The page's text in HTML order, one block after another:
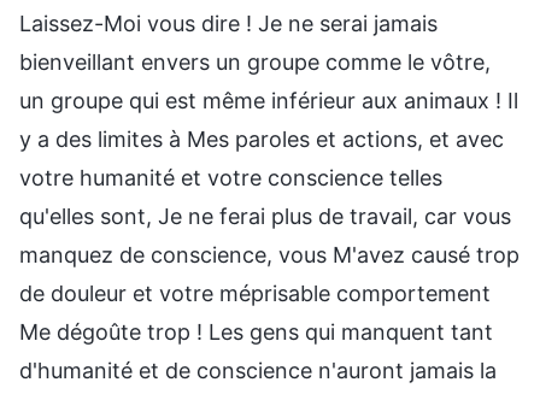
Laissez-Moi vous dire ! Je ne serai jamais
bienveillant envers un groupe comme le vôtre,
un groupe qui est même inférieur aux animaux ! Il
y a des limites à Mes paroles et actions, et avec
votre humanité et votre conscience telles
qu'elles sont, Je ne ferai plus de travail, car vous
manquez de conscience, vous M'avez causé trop
de douleur et votre méprisable comportement
Me dégoûte trop ! Les gens qui manquent tant
d'humanité et de conscience n'auront jamais la